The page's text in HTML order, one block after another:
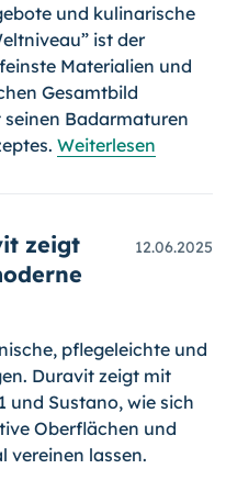
und kulinarische
ist der
Materialien und
Gesamtbild
Badarmaturen
Weiterlesen
zeigt
12.06.2025
pflegeleichte und
Duravit zeigt mit
und Sustano, wie sich
Oberflächen und
vereinen lassen.